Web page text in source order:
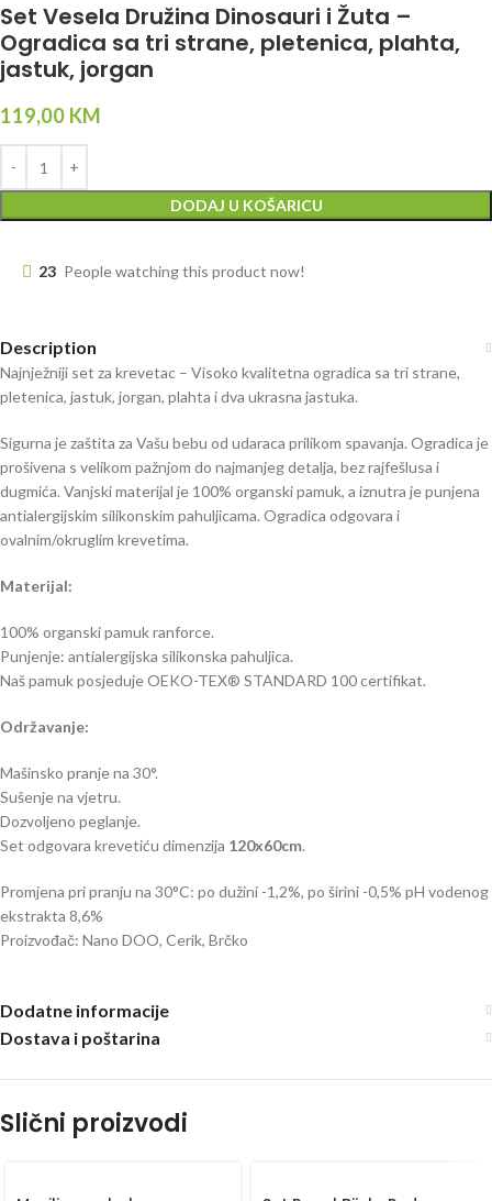
Set Vesela Družina Dinosauri i Žuta –
Ogradica sa tri strane, pletenica, plahta,
jastuk, jorgan
119,00 KM
DODAJ U KOŠARICU
23 People watching this product now!
Description
Najnježniji set za krevetac – Visoko kvalitetna ogradica sa tri strane,
pletenica, jastuk, jorgan, plahta i dva ukrasna jastuka.
Sigurna je zaštita za Vašu bebu od udaraca prilikom spavanja. Ogradica je
prošivena s velikom pažnjom do najmanjeg detalja, bez rajfešlusa i
dugmića. Vanjski materijal je 100% organski pamuk, a iznutra je punjena
antialergijskim silikonskim pahuljicama. Ogradica odgovara i
ovalnim/okruglim krevetima.
Materijal:
100% organski pamuk ranforce.
Punjenje: antialergijska silikonska pahuljica.
Naš pamuk posjeduje OEKO-TEX® STANDARD 100 certifikat.
Održavanje:
Mašinsko pranje na 30°.
Sušenje na vjetru.
Dozvoljeno peglanje.
Set odgovara krevetiću dimenzija 120x60cm.
Promjena pri pranju na 30°C: po dužini -1,2%, po širini -0,5% pH vodenog
ekstrakta 8,6%
Proizvođač: Nano DOO, Cerik, Brčko
Dodatne informacije
Dostava i poštarina
Slični proizvodi